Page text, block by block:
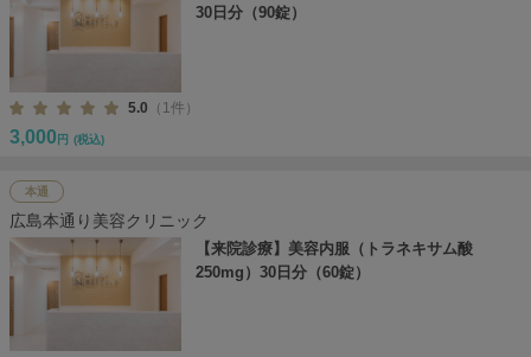
30日分（90錠）
5.0 （1件）
3,000 円 (税込)
本通
広島本通り美容クリニック
【来院診療】美容内服（トラネキサム酸
250mg）30日分（60錠）